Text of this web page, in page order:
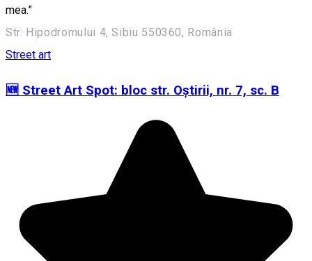
mea.”
Str. Hipodromului 4, Sibiu 550360, România
Street art
🆕 Street Art Spot: bloc str. Oștirii, nr. 7, sc. B